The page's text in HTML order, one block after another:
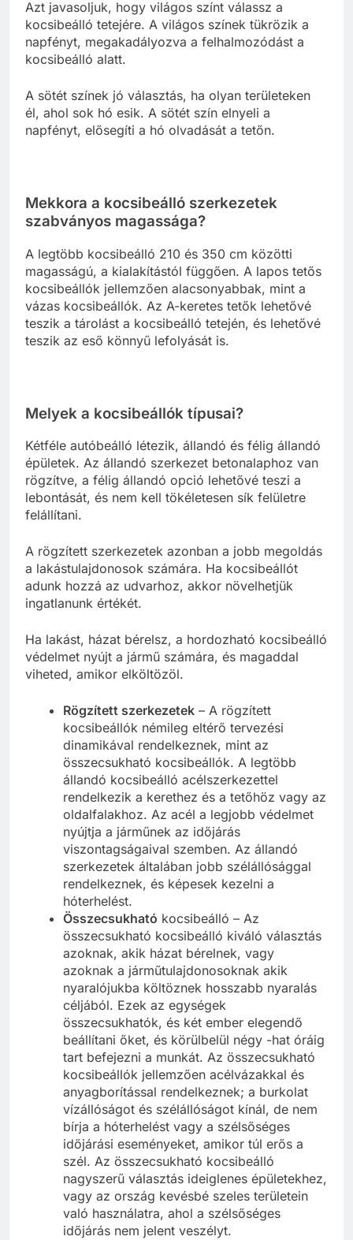
Azt javasoljuk, hogy világos színt válassz a
kocsibeálló tetejére. A világos színek tükrözik a
napfényt, megakadályozva a felhalmozódást a
kocsibeálló alatt.
A sötét színek jó választás, ha olyan területeken
él, ahol sok hó esik. A sötét szín elnyeli a
napfényt, elősegíti a hó olvadását a tetőn.
Mekkora a kocsibeálló szerkezetek
szabványos magassága?
A legtöbb kocsibeálló 210 és 350 cm közötti
magasságú, a kialakítástól függően. A lapos tetős
kocsibeállók jellemzően alacsonyabbak, mint a
vázas kocsibeállók. Az A-keretes tetők lehetővé
teszik a tárolást a kocsibeálló tetején, és lehetővé
teszik az eső könnyű lefolyását is.
Melyek a kocsibeállók típusai?
Kétféle autóbeálló létezik, állandó és félig állandó
épületek. Az állandó szerkezet betonalaphoz van
rögzítve, a félig állandó opció lehetővé teszi a
lebontását, és nem kell tökéletesen sík felületre
felállítani.
A rögzített szerkezetek azonban a jobb megoldás
a lakástulajdonosok számára. Ha kocsibeállót
adunk hozzá az udvarhoz, akkor növelhetjük
ingatlanunk értékét.
Ha lakást, házat bérelsz, a hordozható kocsibeálló
védelmet nyújt a jármű számára, és magaddal
viheted, amikor elköltözöl.
Rögzített szerkezetek – A rögzített
kocsibeállók némileg eltérő tervezési
dinamikával rendelkeznek, mint az
összecsukható kocsibeállók. A legtöbb
állandó kocsibeálló acélszerkezettel
rendelkezik a kerethez és a tetőhöz vagy az
oldalfalakhoz. Az acél a legjobb védelmet
nyújtja a járműnek az időjárás
viszontagságaival szemben. Az állandó
szerkezetek általában jobb szélállósággal
rendelkeznek, és képesek kezelni a
hóterhelést.
Összecsukható kocsibeálló – Az
összecsukható kocsibeálló kiváló választás
azoknak, akik házat bérelnek, vagy
azoknak a járműtulajdonosoknak akik
nyaralójukba költöznek hosszabb nyaralás
céljából. Ezek az egységek
összecsukhatók, és két ember elegendő
beállítani őket, és körülbelül négy -hat óráig
tart befejezni a munkát. Az összecsukható
kocsibeállók jellemzően acélvázakkal és
anyagborítással rendelkeznek; a burkolat
vízállóságot és szélállóságot kínál, de nem
bírja a hóterhelést vagy a szélsőséges
időjárási eseményeket, amikor túl erős a
szél. Az összecsukható kocsibeálló
nagyszerű választás ideiglenes épületekhez,
vagy az ország kevésbé szeles területein
való használatra, ahol a szélsőséges
időjárás nem jelent veszélyt.